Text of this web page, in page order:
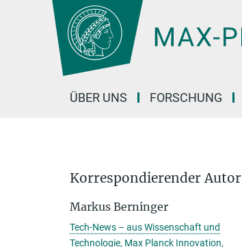
Hauptinhalt
ÜBER UNS FORSCHUNG
Korrespondierender Autor
Markus Berninger
Tech-News – aus Wissenschaft und
Technologie, Max Planck Innovation,